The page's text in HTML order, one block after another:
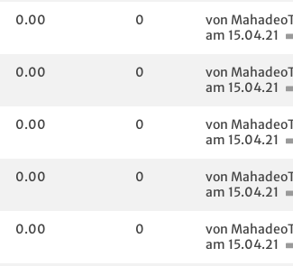
0.00 0
von
am 15.04.21
0.00 0
von
am 15.04.21
0.00 0
von
am 15.04.21
0.00 0
von
am 15.04.21
0.00 0
von
am 15.04.21